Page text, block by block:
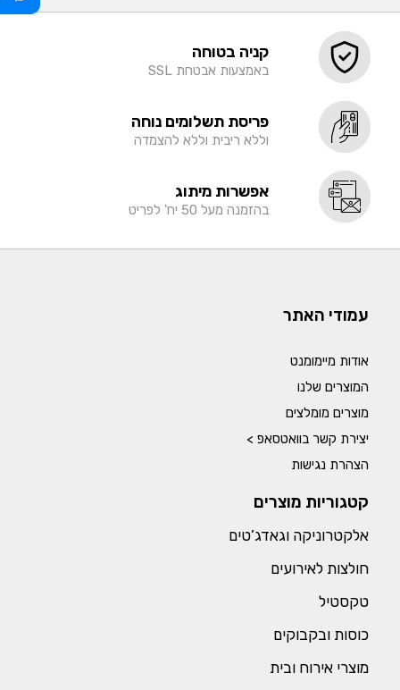
קניה בטוחה
באמצעות אבטחת SSL
פריסת תשלומים נוחה
וללא ריבית וללא להצמדה
אפשרות מיתוג
בהזמנה מעל 50 יח' לפריט
עמודי האתר
אודות מיימומנט
המוצרים שלנו
מוצרים מומלצים
יצירת קשר בוואטסאפ >
הצהרת נגישות
קטגוריות מוצרים
אלקטרוניקה וגאדג’טים
חולצות לאירועים
טקסטיל
כוסות ובקבוקים
מוצרי אירוח ובית